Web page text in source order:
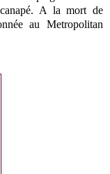
A la mort de
au Metropolitan